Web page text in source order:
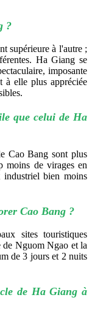
?
supérieure à l'autre ;
Ha Giang se
imposante
à elle plus appréciée
que celui de Ha
Cao Bang sont plus
moins de virages en
bien moins
Cao Bang ?
sites touristiques
de Nguom Ngao et la
de 3 jours et 2 nuits
de Ha Giang à